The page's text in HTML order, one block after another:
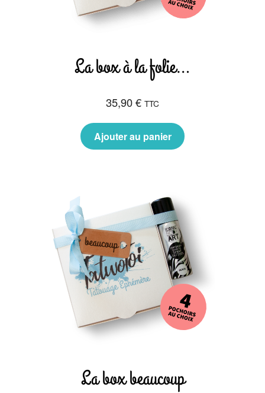
La box à la folie…
35,90€ TTC
Ajouter au panier
La box beaucoup